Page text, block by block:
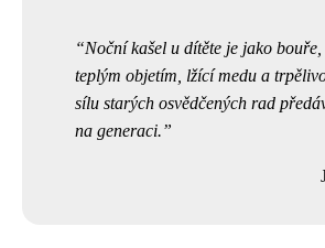
Noční kašel u dítěte je jako
teplým objetím, lžící medu a
sílu starých osvědčených rad
na generaci.